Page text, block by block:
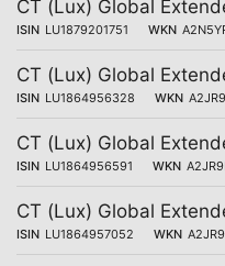
CT (Lux) Global
ISIN LU1879201751 WKN
CT (Lux) Global
ISIN LU1864956328 WKN
CT (Lux) Global
ISIN LU1864956591 WKN
CT (Lux) Global
ISIN LU1864957052 WKN